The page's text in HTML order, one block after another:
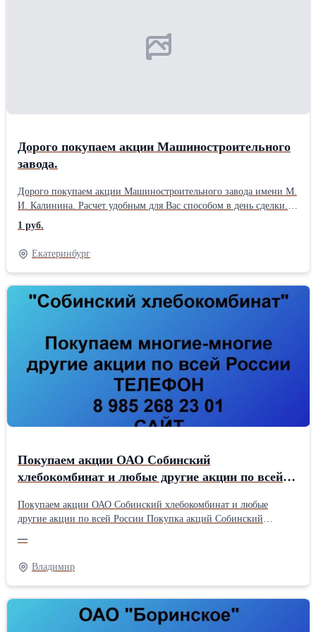
Дорого покупаем акции Машиностроительного
завода.
Дорого покупаем акции Машиностроительного завода имени М.
И. Калинина. Расчет удобным для Вас способом в день сделки.
Куплю акции любого другого предприятия (ОАО и ЗАО) Для
быстрой связи почта и телефон. Наш сайт Центр-ИнвестКлуб
1 руб.
Екатеринбург
Покупаем акции ОАО Собинский
хлебокомбинат и любые другие акции по всей
Покупаем акции ОАО Собинский хлебокомбинат и любые
другие акции по всей России Покупка акций Собинский
Собинский хлебокомбинат Оплата тут же, все налоги и сборы
берем на себя. Покупаем многие-многие другие акции Если Вы
хотите продать акции Собинский хлебокомбинат Телефон 8 985
268 23 01 или пишите в WhatsApp Наш сайт МигБрокер.Ру
Собинский хлебокомбинат цена акций Собинский
—
Владимир